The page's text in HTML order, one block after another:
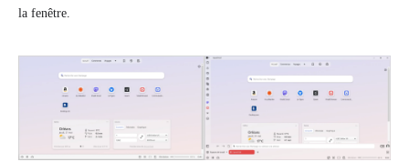
la fenêtre.